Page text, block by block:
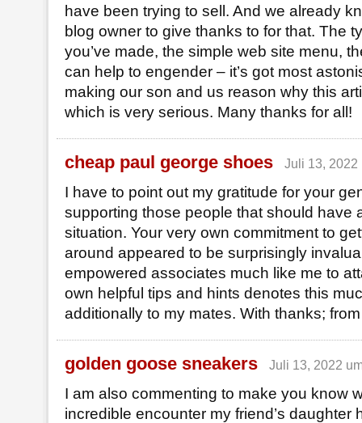
have been trying to sell. And we already
blog owner to give thanks to for that. The
you’ve made, the simple web site menu,
can help to engender – it’s got most
making our son and us reason why this
which is very serious. Many thanks for all!
cheap paul george shoes Juli 13, 2022
I have to point out my gratitude for your
supporting those people that should have
situation. Your very own commitment to
around appeared to be surprisingly
empowered associates much like me to
own helpful tips and hints denotes this
additionally to my mates. With thanks;
golden goose sneakers Juli 13, 2022
I am also commenting to make you know
incredible encounter my friend’s daughter